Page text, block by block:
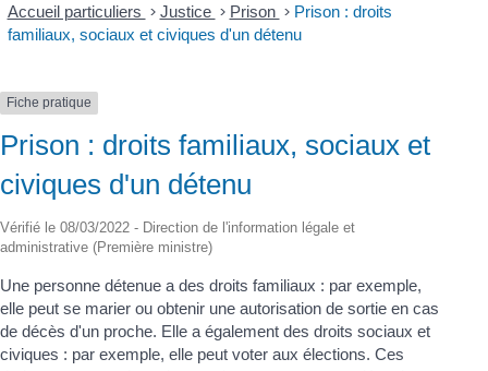
Accueil particuliers > Justice > Prison > Prison : droits
familiaux, sociaux et civiques d'un détenu
Fiche pratique
Prison : droits familiaux, sociaux et
civiques d'un détenu
Vérifié le 08/03/2022 - Direction de l'information légale et
administrative (Première ministre)
Une personne détenue a des droits familiaux : par exemple,
elle peut se marier ou obtenir une autorisation de sortie en cas
de décès d'un proche. Elle a également des droits sociaux et
civiques : par exemple, elle peut voter aux élections. Ces